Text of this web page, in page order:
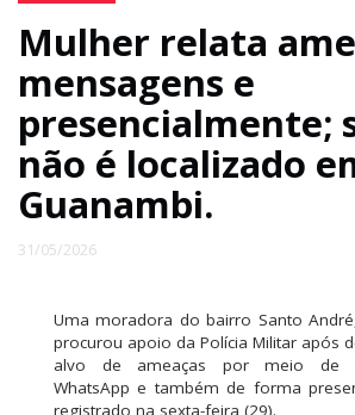
Mulher relata
mensagens e
presencialmente;
não é localizado
Guanambi.
31/05/2026
Uma moradora do bairro Santo
procurou apoio da Polícia Militar após
alvo de ameaças por meio de
WhatsApp e também de forma
registrado na sexta-feira (29).